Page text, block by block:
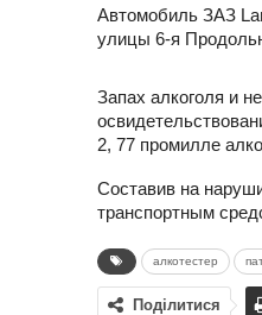
Автомобиль ЗАЗ
улицы 6-я
Запах алкоголя и
2, 77 промилле
Составив на
транспортным
алкотестер
Поділитися